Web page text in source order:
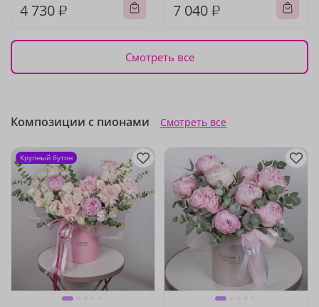
4 730 ₽ 7 040 ₽
Смотреть все
Композиции с пионами Смотреть все
Крупный бутон